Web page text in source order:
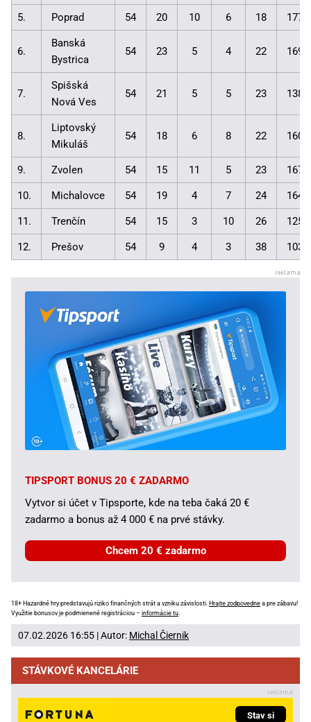
5. Poprad 54 20 10 6 18
6.
Banská
Bystrica
54 23 5 4 22
7.
Spišská
Nová Ves
54 21 5 5 23
8.
Liptovský
Mikuláš
54 18 6 8 22
9. Zvolen 54 15 11 5 23
10. Michalovce 54 19 4 7 24
11. Trenčín 54 15 3 10 26
12. Prešov 54 9 4 3 38
TIPSPORT BONUS 20 € ZADARMO
Vytvor si účet v Tipsporte, kde na teba čaká 20 €
zadarmo a bonus až 4 000 € na prvé stávky.
Chcem 20 € zadarmo
18+ Hazardné hry predstavujú riziko finančných strát a vzniku závislosti. Hrajte zodpovedne a pre zábavu!
Využitie bonusov je podmienené registráciou – informácie tu.
07.02.2026 16:55 | Autor: Michal Čiernik
STÁVKOVÉ KANCELÁRIE
Stav si